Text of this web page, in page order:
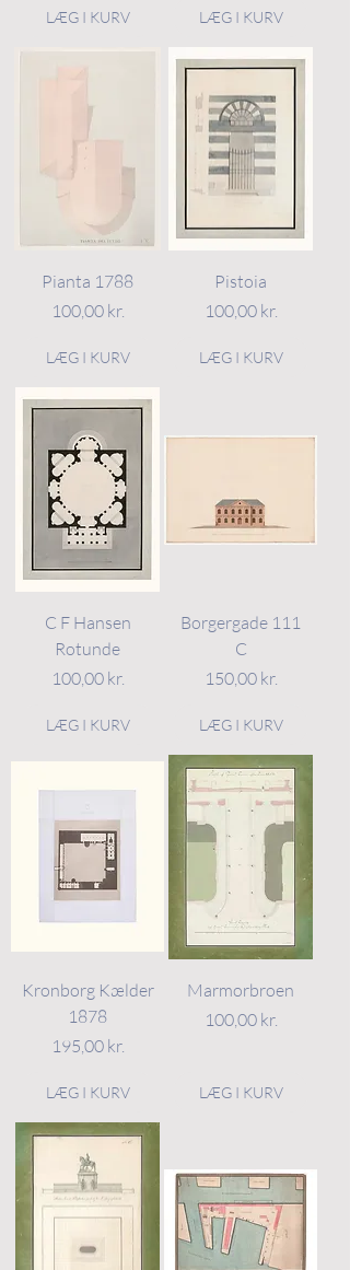
LÆG I KURV LÆG I KURV
Pianta 1788
Pris
100,00 kr.
LÆG I KURV
Pistoia
Pris
100,00 kr.
LÆG I KURV
C F Hansen
Rotunde
Pris
100,00 kr.
LÆG I KURV
Borgergade 111
C
Pris
150,00 kr.
LÆG I KURV
Kronborg Kælder
1878
Pris
195,00 kr.
LÆG I KURV
Marmorbroen
Pris
100,00 kr.
LÆG I KURV